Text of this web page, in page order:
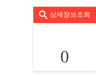
상세정보조회
0